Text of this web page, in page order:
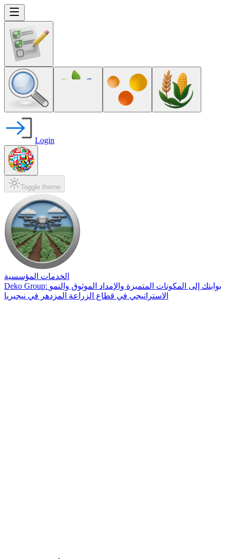
Login
Toggle theme
الخدمات المؤسسية
Deko Group: بوابتك إلى المكونات المتميزة والإمداد الموثوق والنمو
الاستراتيجي في قطاع الزراعة المزدهر في نيجيريا